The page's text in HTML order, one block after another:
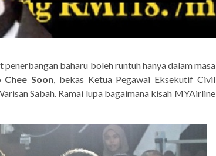
baharu boleh runtuh hanya dalam masa
Chee Soon, bekas Ketua Pegawai Eksekutif Civil
Sabah. Ramai lupa bagaimana kisah MYAirline